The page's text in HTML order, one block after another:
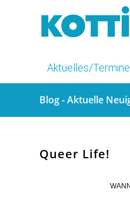
Aktuelles/Termine
Blog - Aktuelle
Queer Life!